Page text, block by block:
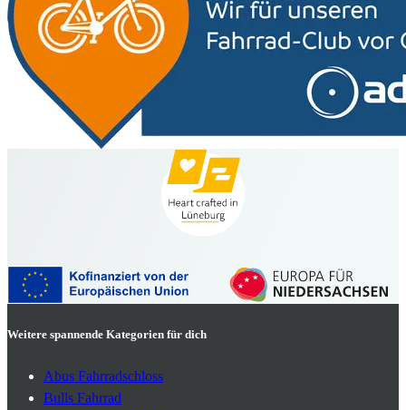
Weitere spannende Kategorien für dich
Abus Fahrradschloss
Bulls Fahrrad